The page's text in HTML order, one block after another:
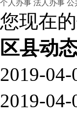
个人办事 法人办事 公
您现在
区县动
2019-04-
2019-04-